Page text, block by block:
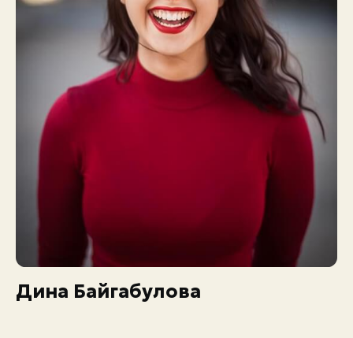
Дина Байгабулова